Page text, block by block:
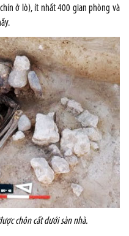
ở lò), ít nhất 400 gian phòng và
chôn cất dưới sàn nhà.